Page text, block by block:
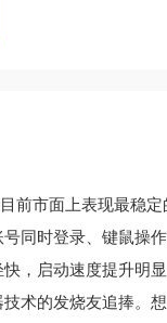
前市面上表现最稳
同时登录、键鼠操
，启动速度提升明
术的发烧友追捧。